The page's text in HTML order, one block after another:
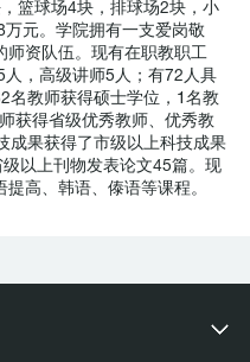
篮球场4块，排球场2块，小
元。学院拥有一支爱岗敬
师资队伍。现有在职教职工
，高级讲师5人；有72人具
名教师获得硕士学位，1名教
获得省级优秀教师、优秀教
成果获得了市级以上科技成果
以上刊物发表论文45篇。现
高、韩语、傣语等课程。